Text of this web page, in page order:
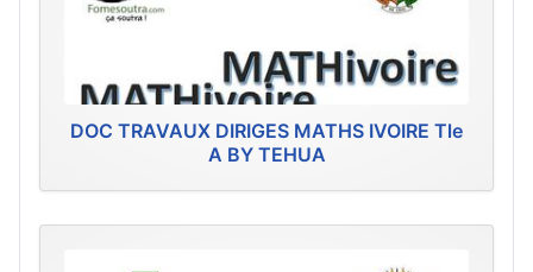
DOC TRAVAUX DIRIGES MATHS IVOIRE Tle
A BY TEHUA